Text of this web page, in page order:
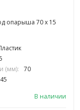
опарыша 70 х 15
(мм):
70
45
В наличии